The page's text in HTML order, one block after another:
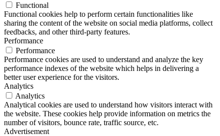
Functional
Functional cookies help to perform certain functionalities like
sharing the content of the website on social media platforms, collect
feedbacks, and other third-party features.
Performance
Performance
Performance cookies are used to understand and analyze the key
performance indexes of the website which helps in delivering a
better user experience for the visitors.
Analytics
Analytics
Analytical cookies are used to understand how visitors interact with
the website. These cookies help provide information on metrics the
number of visitors, bounce rate, traffic source, etc.
Advertisement